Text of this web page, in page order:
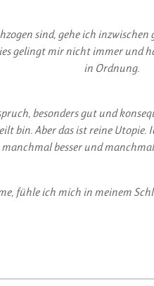
sind, gehe ich
gelingt mir nicht immer und
in Ordnung.
besonders gut und
bin. Aber das ist reine
besser und
fühle ich mich in meinem